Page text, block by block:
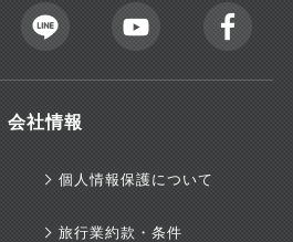
会社情報
個人情報保護について
旅行業約款・条件